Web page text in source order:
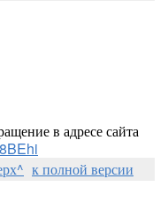
в адресе сайта
к полной версии